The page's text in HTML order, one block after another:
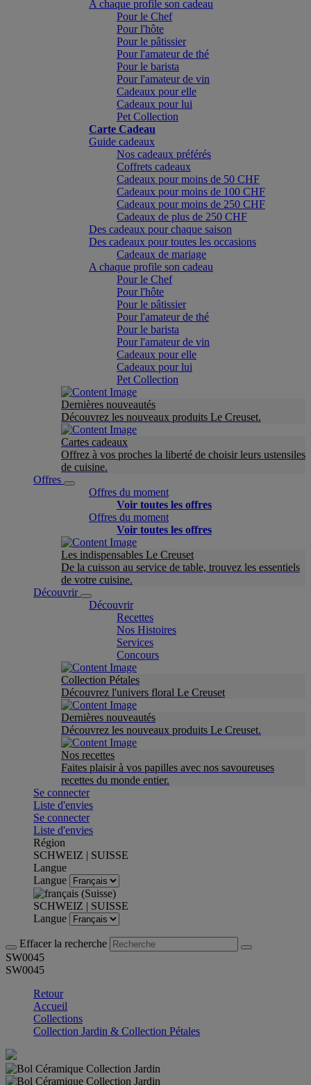
A chaque profile son cadeau
Pour le Chef
Pour l'hôte
Pour le pâtissier
Pour l'amateur de thé
Pour le barista
Pour l'amateur de vin
Cadeaux pour elle
Cadeaux pour lui
Pet Collection
Carte Cadeau
Guide cadeaux
Nos cadeaux préférés
Coffrets cadeaux
Cadeaux pour moins de 50 CHF
Cadeaux pour moins de 100 CHF
Cadeaux pour moins de 250 CHF
Cadeaux de plus de 250 CHF
Des cadeaux pour chaque saison
Des cadeaux pour toutes les occasions
Cadeaux de mariage
A chaque profile son cadeau
Pour le Chef
Pour l'hôte
Pour le pâtissier
Pour l'amateur de thé
Pour le barista
Pour l'amateur de vin
Cadeaux pour elle
Cadeaux pour lui
Pet Collection
Dernières nouveautés
Découvrez les nouveaux produits Le Creuset.
Cartes cadeaux
Offrez à vos proches la liberté de choisir leurs ustensiles
de cuisine.
Offres
Offres du moment
Voir toutes les offres
Offres du moment
Voir toutes les offres
Les indispensables Le Creuset
De la cuisson au service de table, trouvez les essentiels
de votre cuisine.
Découvrir
Découvrir
Recettes
Nos Histoires
Services
Concours
Collection Pétales
Découvrez l'univers floral Le Creuset
Dernières nouveautés
Découvrez les nouveaux produits Le Creuset.
Nos recettes
Faites plaisir à vos papilles avec nos savoureuses
recettes du monde entier.
Se connecter
Liste d'envies
Se connecter
Liste d'envies
Région
SCHWEIZ | SUISSE
Langue
Langue
SCHWEIZ | SUISSE
Langue
Effacer la recherche
SW0045
SW0045
Retour
Accueil
Collections
Collection Jardin & Collection Pétales